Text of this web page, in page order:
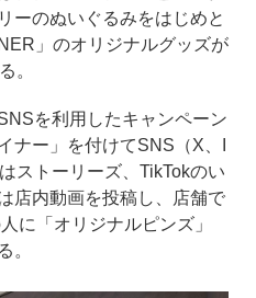
ーのぬいぐるみをはじめと
」のオリジナルグッズが
。
を利用したキャンペーン
ナー」を付けてSNS（X、I
ストーリーズ、TikTokのい
店内動画を投稿し、店舗で
に「オリジナルピンズ」
。